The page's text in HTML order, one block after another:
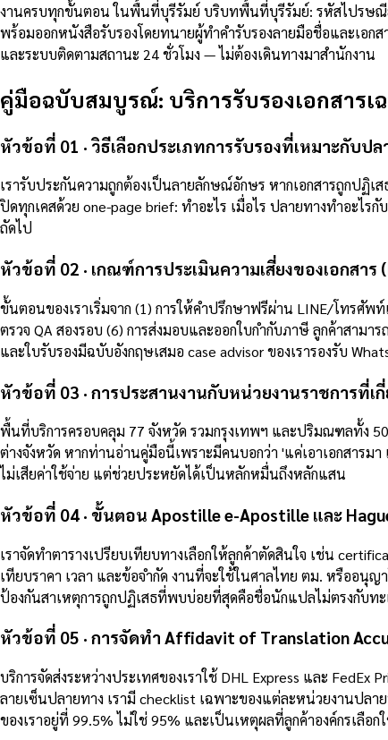
งานครบทุกขั้นตอน ในพื้นที่บุรีรัมย์ บริบทพื้นที่บุรีรัมย์: รหัสไปรษณี
พร้อมออกหนังสือรับรองโดยทนายผู้ทำคำรับรองลายมือชื่อและเอก
และระบบติดตามสถานะ 24 ชั่วโมง — ไม่ต้องเดินทางมาสำนักงาน
คู่มือฉบับสมบูรณ์: บริการรับรองเอกสารเ
หัวข้อที่ 01 · วิธีเลือกประเภทการรับรองที่เหมาะกับปล
เรารับประกันความถูกต้องเป็นลายลักษณ์อักษร หากเอกสารถูกปฏิเ
ปิดทุกเคสด้วย one-page brief: ทำอะไร เมื่อไร ปลายทางทำอะไ
ถัดไป
หัวข้อที่ 02 · เกณฑ์การประเมินความเสี่ยงของเอกสาร
ขั้นตอนของเราเริ่มจาก (1) การให้คำปรึกษาฟรีผ่าน LINE/โทรศัพ
ตรวจ QA สองรอบ (6) การส่งมอบและออกใบกำกับภาษี ลูกค้าสาม
และใบรับรองมีฉบับอังกฤษเสมอ case advisor ของเรารองรับ
หัวข้อที่ 03 · การประสานงานกับหน่วยงานราชการที่เ
พื้นที่บริการครอบคลุม 77 จังหวัด รวมกรุงเทพฯ และปริมณฑลทั้ง 50
ต่างจังหวัด หากท่านอ่านคู่มือนี้เพราะมีคนบอกว่า 'แค่เอาเอกสาร
ไม่เสียค่าใช้จ่าย แต่ช่วยประหยัดได้เป็นหลักหมื่นถึงหลักแสน
หัวข้อที่ 04 · ขั้นตอน Apostille e-Apostille และ
เราจัดทำตารางเปรียบเทียบทางเลือกให้ลูกค้าตัดสินใจ เช่น
เทียบราคา เวลา และข้อจำกัด งานที่จะใช้ในศาลไทย ตม. หรืออ
ป้องกันสาเหตุการถูกปฏิเสธที่พบบ่อยที่สุดคือชื่อนักแปลไม่ตรงกับท
หัวข้อที่ 05 · การจัดทำ Affidavit of Translation
บริการจัดส่งระหว่างประเทศของเราใช้ DHL Express และ
ลายเซ็นปลายทาง เรามี checklist เฉพาะของแต่ละหน่วยงานปล
ของเราอยู่ที่ 99.5% ไม่ใช่ 95% และเป็นเหตุผลที่ลูกค้าองค์กรเลือก